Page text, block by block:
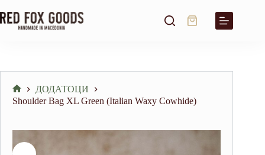
to
content
Shopping
Home
ДОДАТОЦИ
Shoulder Bag XL Green (Italian Waxy Cowhide)